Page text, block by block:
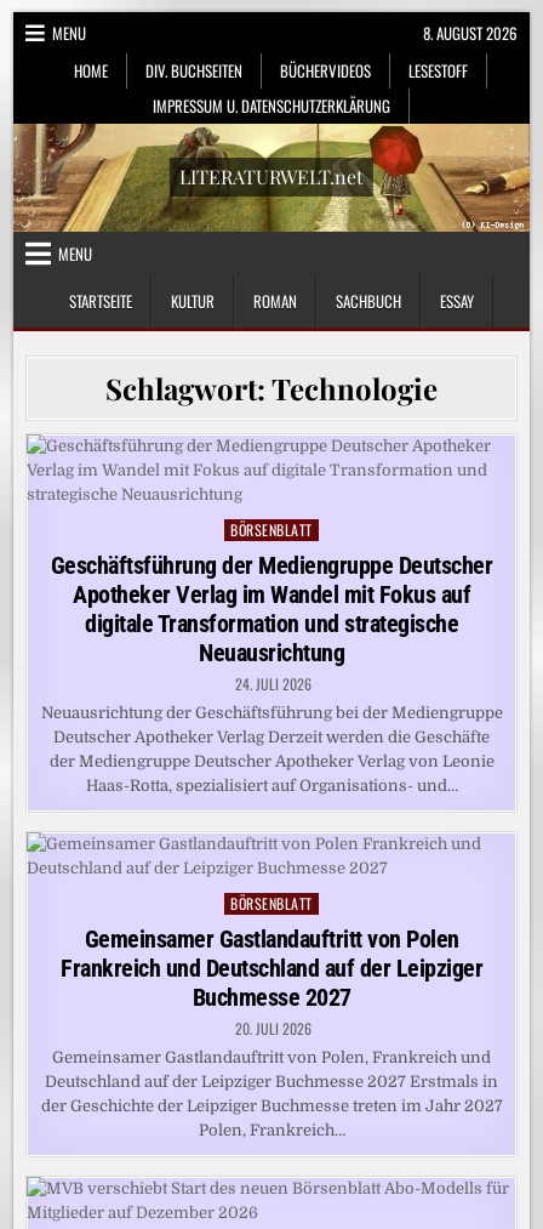
Skip
MENU
HOME
DIV. BUCHSEITEN BÜCHERVIDEOS
LESESTOFF
IMPRESSUM U. DATENSCHUTZERKLÄRUNG
8. AUGUST 2026
LITERATURWELT.net
MENU
STARTSEITE
KULTUR ROMAN SACHBUCH ESSAY
Schlagwort:Technologie
Posted
in
BÖRSENBLATT
Geschäftsführung der Mediengruppe Deutscher
Apotheker Verlag im Wandel mit Fokus auf
digitale Transformation und strategische
Neuausrichtung
24. JULI 2026
Neuausrichtung der Geschäftsführung bei der Mediengruppe
Deutscher Apotheker Verlag Derzeit werden die Geschäfte
der Mediengruppe Deutscher Apotheker Verlag von Leonie
Haas-Rotta, spezialisiert auf Organisations- und…
Posted
in
BÖRSENBLATT
Gemeinsamer Gastlandauftritt von Polen
Frankreich und Deutschland auf der Leipziger
Buchmesse 2027
20. JULI 2026
Gemeinsamer Gastlandauftritt von Polen, Frankreich und
Deutschland auf der Leipziger Buchmesse 2027 Erstmals in
der Geschichte der Leipziger Buchmesse treten im Jahr 2027
Polen, Frankreich…